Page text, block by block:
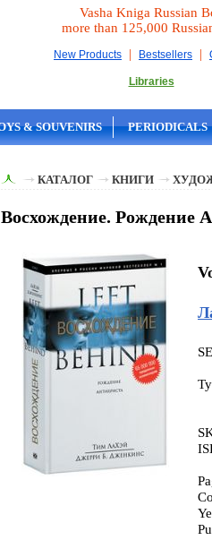
Vasha Kniga Russian
more than 125,000
New Products | Bestsellers |
Libraries
& SOUVENIRS PERIODICALS
КАТАЛОГ КНИГИ
Восхождение. Рождение